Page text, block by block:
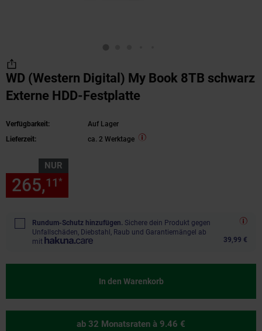
WD (Western Digital) My Book 8TB schwarz
Externe HDD-Festplatte
Verfügbarkeit:
Auf Lager
Lieferzeit:
ca. 2 Werktage
NUR
265,11*
Rundum-Schutz hinzufügen. Sichere dein Produkt gegen
Unfallschäden, Diebstahl, Raub und Garantiemängel ab
mit
39,99 €
In den Warenkorb
ab 32 Monatsraten à 9.46 €